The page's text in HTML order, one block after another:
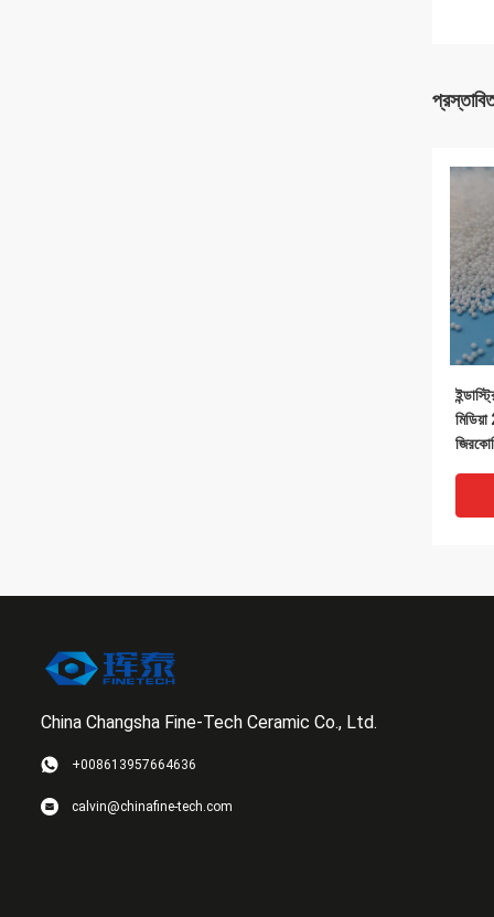
China Changsha Fine-Tech Ceramic Co., Ltd.
+008613957664636
calvin@chinafine-tech.com